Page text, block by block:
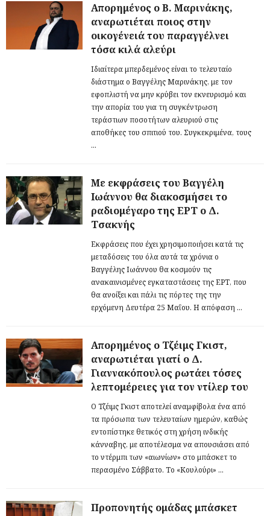
Απορημένος ο Β. Μαρινάκης,
αναρωτιέται ποιος στην
οικογένειά του παραγγέλνει
τόσα κιλά αλεύρι
Ιδιαίτερα μπερδεμένος είναι το τελευταίο
διάστημα ο Βαγγέλης Μαρινάκης, με τον
εφοπλιστή να μην κρύβει τον εκνευρισμό και
την απορία του για τη συγκέντρωση
τεράστιων ποσοτήτων αλευριού στις
αποθήκες του σπιτιού του. Συγκεκριμένα, τους
...
Με εκφράσεις του Βαγγέλη
Ιωάννου θα διακοσμήσει το
ραδιομέγαρο της ΕΡΤ ο Δ.
Τσακνής
Εκφράσεις που έχει χρησιμοποιήσει κατά τις
μεταδόσεις του όλα αυτά τα χρόνια ο
Βαγγέλης Ιωάννου θα κοσμούν τις
ανακαινισμένες εγκαταστάσεις της ΕΡΤ, που
θα ανοίξει και πάλι τις πόρτες της την
ερχόμενη Δευτέρα 25 Μαΐου. Η απόφαση ...
Απορημένος ο Τζέιμς Γκιστ,
αναρωτιέται γιατί ο Δ.
Γιαννακόπουλος ρωτάει τόσες
λεπτομέρειες για τον ντίλερ του
Ο Τζέιμς Γκιστ αποτελεί αναμφίβολα ένα από
τα πρόσωπα των τελευταίων ημερών, καθώς
εντοπίστηκε θετικός στη χρήση ινδικής
κάνναβης, με αποτέλεσμα να απουσιάσει από
το ντέρμπι των «αιωνίων» στο μπάσκετ το
περασμένο Σάββατο. Το «Κουλούρι» ...
Προπονητής ομάδας μπάσκετ